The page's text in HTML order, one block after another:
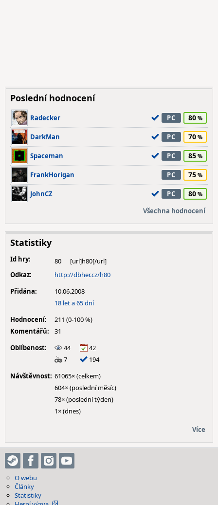
Poslední hodnocení
Radecker PC 80
DarkMan PC 70
Spaceman PC 85
FrankHorigan PC 75
JohnCZ PC 80
Všechna hodnocení
Statistiky
Id hry:
80
Odkaz:
http://dbher.cz/h80
Přidána:
10.06.2008
18 let a 65 dní
Hodnocení:
211 (0-100 %)
Komentářů:
31
Oblíbenost:
44
42
7
194
Návštěvnost: 61065× (celkem)
604× (poslední měsíc)
78× (poslední týden)
1× (dnes)
Více
O webu
Články
Statistiky